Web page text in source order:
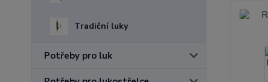
Tradiční luky
Potřeby pro luk